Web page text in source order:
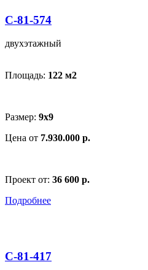
С-81-574
двухэтажный
Площадь: 122 м2
Размер: 9х9
Цена от 7.930.000 р.
Проект от: 36 600 р.
Подробнее
С-81-417